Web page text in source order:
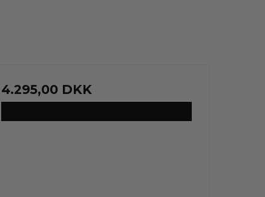
4.295,00 DKK